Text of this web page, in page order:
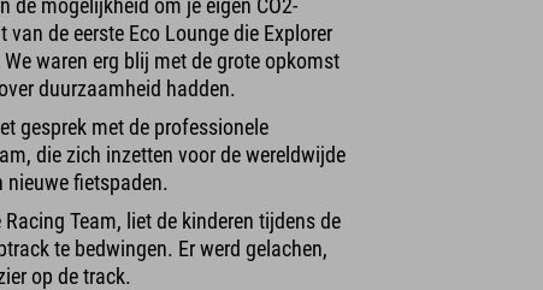
de mogelijkheid om je eigen CO2-
de eerste Eco Lounge die Explorer
waren erg blij met de grote opkomst
duurzaamheid hadden.
gesprek met de professionele
die zich inzetten voor de wereldwijde
nieuwe fietspaden.
Team, liet de kinderen tijdens de
te bedwingen. Er werd gelachen,
op de track.